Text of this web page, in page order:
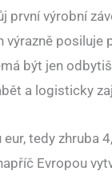
první výrobní
výrazně posiluje
být jen
a logisticky
tedy zhruba
Evropou